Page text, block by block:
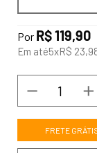
Por R$119,90
Em até5xR$ 23,
＋
－
FRETE